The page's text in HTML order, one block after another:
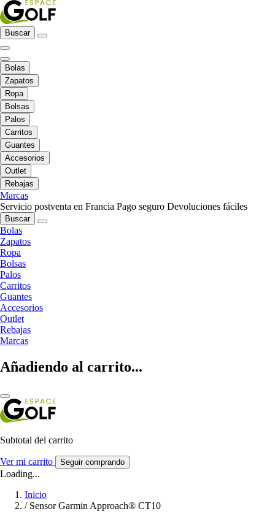
Buscar
Bolas
Zapatos
Ropa
Bolsas
Palos
Carritos
Guantes
Accesorios
Outlet
Rebajas
Marcas
Servicio postventa en Francia Pago seguro Devoluciones fáciles
Buscar
Bolas
Zapatos
Ropa
Bolsas
Palos
Carritos
Guantes
Accesorios
Outlet
Rebajas
Marcas
Añadiendo al carrito...
Subtotal del carrito
Ver mi carrito Seguir comprando
Loading...
Inicio
/ Sensor Garmin Approach® CT10